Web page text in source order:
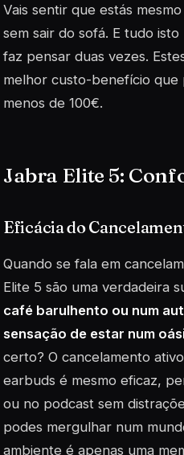
Vais sentir que estás
sem sair do sofá. E tudo
faz pensar duas vezes.
melhor custo-benefício
menos de 100€.
Jabra Elite 5:
Eficácia do
Quando se fala em
Elite 5 são uma verdadeira
café barulhento ou num
sensação de estar num
certo? O cancelamento
earbuds é mesmo eficaz,
ou no podcast sem
podes mergulhar num
ambiente é apenas uma